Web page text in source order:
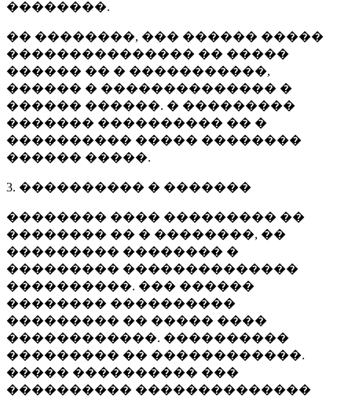
��������.
�� ��������, ��� ������ �����
��������������� �� �����
������ �� � �����������,
������ � �������������� �
������ ������. � ���������
������� ���������� �� �
���������� ����� ��������
������ �����.
3. ���������� � �������
�������� ���� ��������� ��
�������� �� � ��������, ��
��������� �������� �
��������� ��������������
����������. ��� ������
�������� ����������
��������� �� ����� ����
������������. ����������
��������� �� ������������.
����� ���������� ���
���������� ��������������